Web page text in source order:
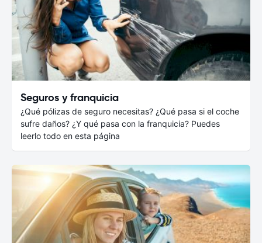
Seguros y franquicia
¿Qué pólizas de seguro necesitas? ¿Qué pasa si el coche
sufre daños? ¿Y qué pasa con la franquicia? Puedes
leerlo todo en esta página